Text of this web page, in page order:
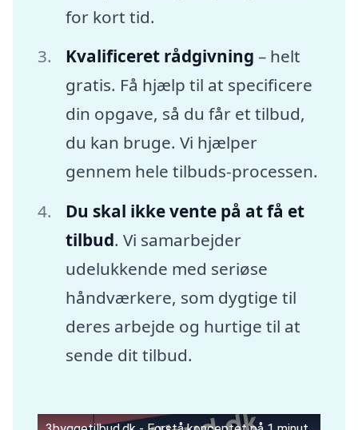
for kort tid.
Kvalificeret rådgivning – helt
gratis. Få hjælp til at specificere
din opgave, så du får et tilbud,
du kan bruge. Vi hjælper
gennem hele tilbuds-processen.
Du skal ikke vente på at få et
tilbud. Vi samarbejder
udelukkende med seriøse
håndværkere, som dygtige til
deres arbejde og hurtige til at
sende dit tilbud.